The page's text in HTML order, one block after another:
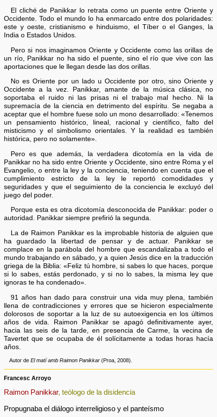
El cliché de Panikkar lo retrata como un puente entre Oriente y
Occidente. Todo el mundo lo ha enmarcado entre dos polaridades:
este y oeste, cristianismo e hinduismo, el Tíber o el Ganges, la
India o Estados Unidos.
Pero si nos imaginamos Oriente y Occidente como las orillas de
un río, Panikkar no ha sido el puente, sino el río que vive con las
aportaciones que le llegan desde las dos orillas.
No es Oriente por un lado u Occidente por otro, sino Oriente y
Occidente a la vez. Panikkar, amante de la música clásica, no
soportaba el ruido ni las prisas ni el trabajo mal hecho. Ni la
supremacía de la ciencia en detrimento del espíritu. Se negaba a
aceptar que el hombre fuese solo un mono desarrollado: «Tenemos
un pensamiento histórico, lineal, racional y científico, falto del
misticismo y el simbolismo orientales. Y la realidad es también
histórica, pero no solamente».
Pero es que además, la verdadera dicotomía en la vida de
Panikkar no ha sido entre Oriente y Occidente, sino entre Roma y el
Evangelio, o entre la ley y la conciencia, teniendo en cuenta que el
cumplimiento estricto de la ley le reportó comodidades y
seguridades y que el seguimiento de la conciencia le excluyó del
juego del poder.
Porque esta es otra dicotomía desconocida de Panikkar: poder o
autoridad. Panikkar siempre prefirió la segunda.
La de Raimon Panikkar es la improbable historia de alguien que
ha guardado la libertad de pensar y de actuar. Panikkar se
complace en la parábola del hombre que escandalizaba a todo el
mundo trabajando en sábado, y a quien Jesús dice en la traducción
griega de la Biblia: «Feliz tú hombre, si sabes lo que haces, porque
si lo sabes, estás perdonado, y si no lo sabes, la misma ley que
ignoras te ha condenado».
91 años han dado para construir una vida muy plena, también
llena de contradicciones y errores que se hicieron especialmente
dolorosos de soportar a la luz de su autoexigencia en los últimos
años de vida. Raimon Panikkar se apagó definitivamente ayer,
hacia las seis de la tarde, en presencia de Carme, la vecina de
Tavertet que se ocupaba de él solícitamente a todas horas hacía
años.
Autor deEl matí amb Raimon Panikkar (Proa, 2008).
Francesc Arroyo
Raimon Panikkar, teólogo de la disidencia
Propugnaba el diálogo interreligioso y el panteísmo